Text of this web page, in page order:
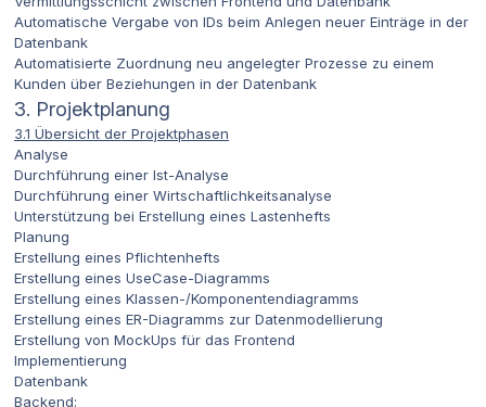
Automatische Vergabe von IDs beim Anlegen neuer Einträge in der
Datenbank
Automatisierte Zuordnung neu angelegter Prozesse zu einem
Kunden über Beziehungen in der Datenbank
3. Projektplanung
3.1 Übersicht der Projektphasen
Analyse
Durchführung einer Ist-Analyse
Durchführung einer Wirtschaftlichkeitsanalyse
Unterstützung bei Erstellung eines Lastenhefts
Planung
Erstellung eines Pflichtenhefts
Erstellung eines UseCase-Diagramms
Erstellung eines Klassen-/Komponentendiagramms
Erstellung eines ER-Diagramms zur Datenmodellierung
Erstellung von MockUps für das Frontend
Implementierung
Datenbank
Backend: